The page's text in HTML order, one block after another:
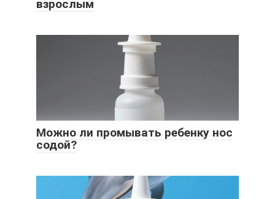
взрослым
Можно ли промывать ребенку нос
содой?